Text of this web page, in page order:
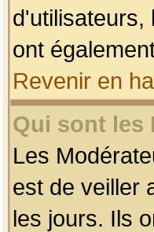
d'utilisateurs,
ont
Revenir en
Qui sont les
Les
est de veiller
les jours. Ils